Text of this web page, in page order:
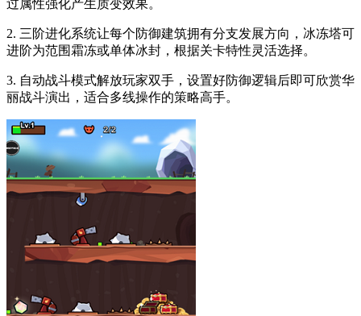
过属性强化产生质变效果。
2. 三阶进化系统让每个防御建筑拥有分支发展方向，冰冻塔可
进阶为范围霜冻或单体冰封，根据关卡特性灵活选择。
3. 自动战斗模式解放玩家双手，设置好防御逻辑后即可欣赏华
丽战斗演出，适合多线操作的策略高手。